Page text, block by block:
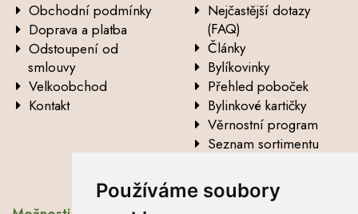
Používáme soubory
Obchodní podmínky
Doprava a platba
Odstoupení od
smlouvy
Velkoobchod
Kontakt
Nejčastější dotazy
(FAQ)
Články
Bylíkovinky
Přehled poboček
Bylinkové kartičky
Věrnostní program
Seznam sortimentu
údajů